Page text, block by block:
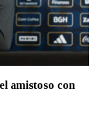
amistoso con